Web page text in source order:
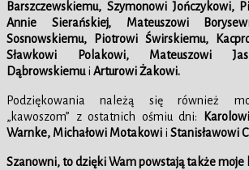
Barszczewskiemu, Szymonowi Jończykowi,
Annie Sierańskiej, Mateuszowi
Sosnowskiemu, Piotrowi Świrskiemu,
Sławkowi Polakowi, Mateuszowi
Dąbrowskiemui Arturowi Żakowi.
Podziękowania należą się również
„kawoszom” z ostatnich ośmiu dni:
Warnke, Michałowi Motakowi i Stanisławowi
Szanowni, to dzięki Wam powstają także moje